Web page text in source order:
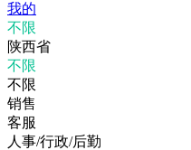
我的
不限
陕西省
不限
不限
销售
客服
人事/行政/后勤